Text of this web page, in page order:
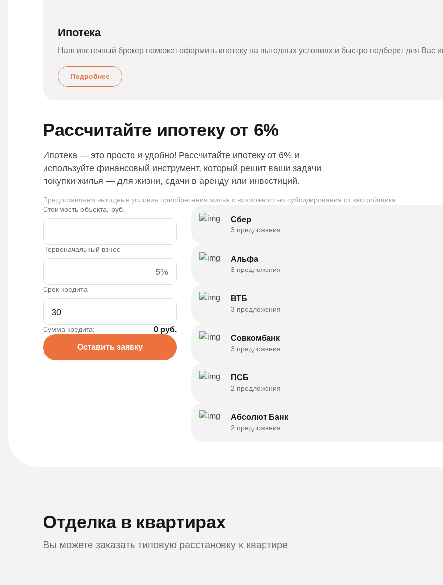
Ипотека
Наш ипотечный брокер поможет оформить ипотеку на выгодных условиях и быстро подберет для Вас
Подробнее
Рассчитайте ипотеку от 6%
Ипотека — это просто и удобно! Рассчитайте ипотеку от 6% и
используйте финансовый инструмент, который решит ваши задачи
покупки жилья — для жизни, сдачи в аренду или инвестиций.
Предоставляем выгодные условия приобретения жилья с возможностью субсидирования от застройщика.
Стоимость объекта, руб.
Первоначальный взнос
5%
Срок кредита
Сумма кредита: 0 руб.
Оставить заявку
Сбер
3 предложения
Альфа
3 предложения
ВТБ
3 предложения
Совкомбанк
3 предложения
ПСБ
2 предложения
Абсолют Банк
2 предложения
Отделка в квартирах
Вы можете заказать типовую расстановку к квартире